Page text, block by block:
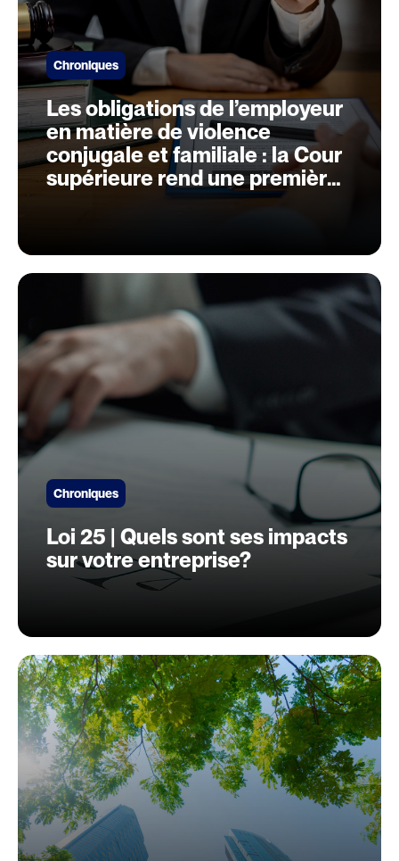
Chroniques
Les obligations de l’employeur
en matière de violence
conjugale et familiale : la Cour
supérieure rend une première
Chroniques
Loi 25 | Quels sont ses impacts
sur votre entreprise?